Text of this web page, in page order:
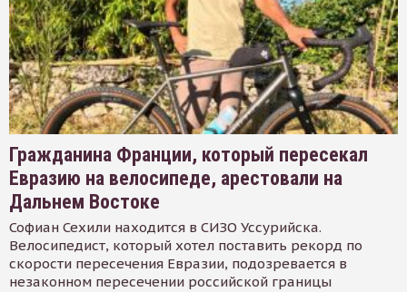
Гражданина Франции, который пересекал
Евразию на велосипеде, арестовали на
Дальнем Востоке
Софиан Сехили находится в СИЗО Уссурийска.
Велосипедист, который хотел поставить рекорд по
скорости пересечения Евразии, подозревается в
незаконном пересечении российской границы